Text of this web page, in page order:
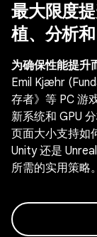
最大限度
植、分析
为确保性能提升
Emil Kjæhr
存者》等 PC 游
新系统和 GPU
页面大小支持如
Unity 还是
所需的实用策略。